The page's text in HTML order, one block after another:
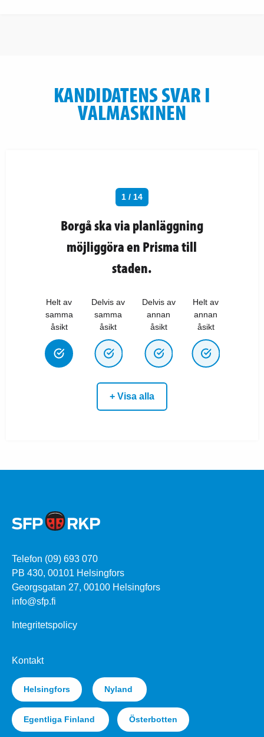
KANDIDATENS SVAR I
VALMASKINEN
1 / 14
Borgå ska via planläggning
möjliggöra en Prisma till
staden.
Helt av
samma
åsikt
Delvis av
samma
åsikt
Delvis av
annan
åsikt
Helt av
annan
åsikt
+ Visa alla
Telefon (09) 693 070
PB 430, 00101 Helsingfors
Georgsgatan 27, 00100 Helsingfors
info@sfp.fi
Integritetspolicy
Kontakt
Helsingfors Nyland
Egentliga Finland Österbotten